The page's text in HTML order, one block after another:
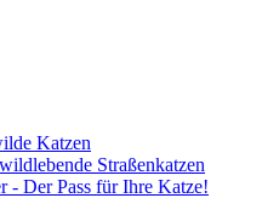
Katzen
Straßenkatzen
- Der Pass für Ihre Katze!